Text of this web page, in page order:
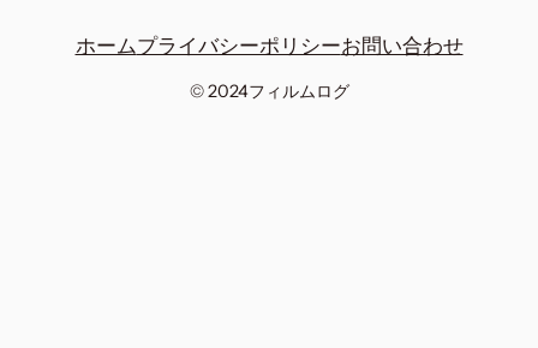
ホームプライバシーポリシーお問い合わせ
© 2024フィルムログ